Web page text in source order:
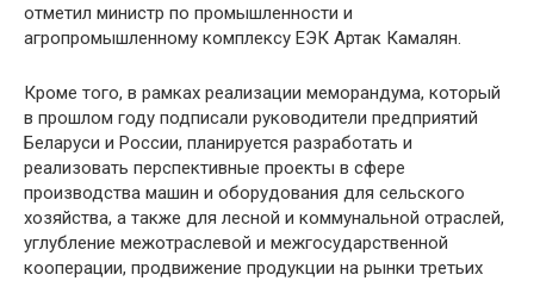
отметил министр по промышленности и
агропромышленному комплексу ЕЭК Артак Камалян.
Кроме того, в рамках реализации меморандума, который
в прошлом году подписали руководители предприятий
Беларуси и России, планируется разработать и
реализовать перспективные проекты в сфере
производства машин и оборудования для сельского
хозяйства, а также для лесной и коммунальной отраслей,
углубление межотраслевой и межгосударственной
кооперации, продвижение продукции на рынки третьих